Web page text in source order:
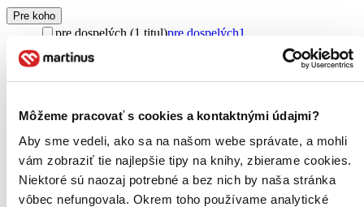
Môžeme pracovať s cookies a kontaktnými údajmi?
Aby sme vedeli, ako sa na našom webe správate, a mohli
vám zobraziť tie najlepšie tipy na knihy, zbierame cookies.
Niektoré sú naozaj potrebné a bez nich by naša stránka
vôbec nefungovala. Okrem toho používame analytické
Pre koho
pre dospelých (1 titul)pre dospelých1
Vydavateľstvo
Čierne diery (1 titul)Čierne diery1
Väzba
pevná väzba (1 titul)
Zúžiť výber
Zoradiť